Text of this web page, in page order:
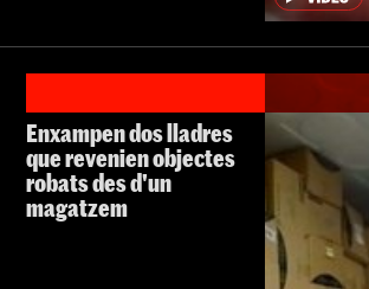
Enxampen dos lladres
que revenien objectes
robats des d'un
magatzem